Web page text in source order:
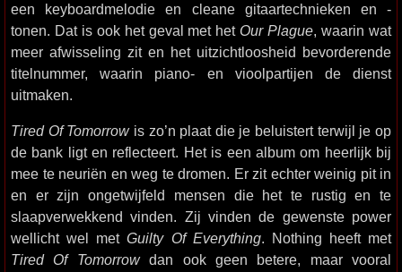
een keyboardmelodie en cleane gitaartechnieken en -
tonen. Dat is ook het geval met het Our Plague, waarin wat
meer afwisseling zit en het uitzichtloosheid bevorderende
titelnummer, waarin piano- en vioolpartijen de dienst
uitmaken.
Tired Of Tomorrowis zo’n plaat die je beluistert terwijl je op
de bank ligt en reflecteert. Het is een album om heerlijk bij
mee te neuriën en weg te dromen. Er zit echter weinig pit in
en er zijn ongetwijfeld mensen die het te rustig en te
slaapverwekkend vinden. Zij vinden de gewenste power
wellicht wel metGuilty Of Everything. Nothing heeft met
Tired Of Tomorrowdan ook geen betere, maar vooral